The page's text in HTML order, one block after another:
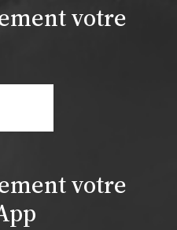
votre
votre